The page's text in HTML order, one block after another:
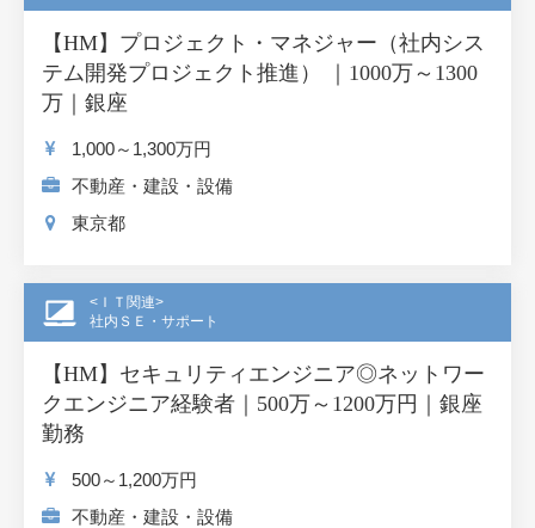
【HM】プロジェクト・マネジャー（社内シス
テム開発プロジェクト推進） ｜1000万～1300
万｜銀座
1,000～1,300万円
不動産・建設・設備
東京都
<ＩＴ関連>
社内ＳＥ・サポート
【HM】セキュリティエンジニア◎ネットワー
クエンジニア経験者｜500万～1200万円｜銀座
勤務
500～1,200万円
不動産・建設・設備